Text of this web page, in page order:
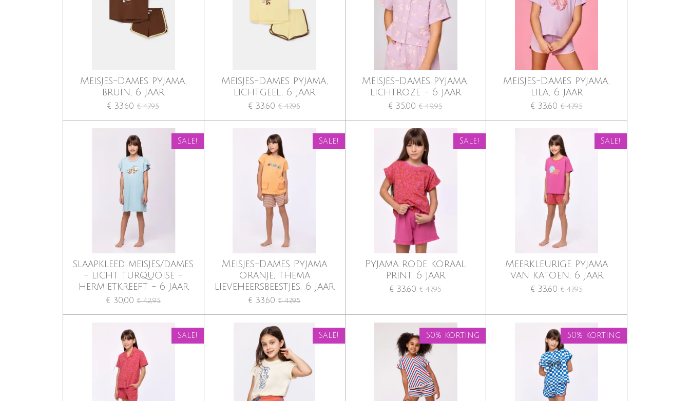
Meisjes-Dames pyjama,
bruin, 6 jaar
€ 33,60 € 47,95
Meisjes-Dames pyjama,
lichtgeel, 6 jaar
€ 33,60 € 47,95
Meisjes-Dames pyjama,
lichtroze - 6 jaar
€ 35,00 € 49,95
Meisjes-Dames pyjama,
lila, 6 jaar
€ 33,60 € 47,95
Sale!
slaapkleed meisjes/dames
- licht turquoise -
hermietkreeft - 6 jaar
€ 30,00 € 42,95
Sale!
Meisjes-Dames Pyjama
oranje, thema
lieveheersbeestjes, 6 jaar
€ 33,60 € 47,95
Sale!
Pyjama rode koraal
print, 6 jaar
€ 33,60 € 47,95
Sale!
Meerkleurige pyjama
van katoen, 6 jaar
€ 33,60 € 47,95
Sale! Sale! 50% korting 50% korting